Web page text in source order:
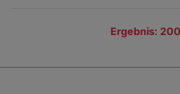
Ergebnis: